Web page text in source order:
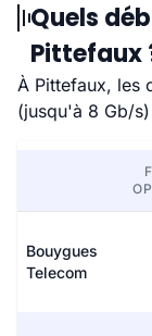
Quels
Pittefaux
À Pittefaux, les
(jusqu'à 8 Gb/
Bouygues
Telecom